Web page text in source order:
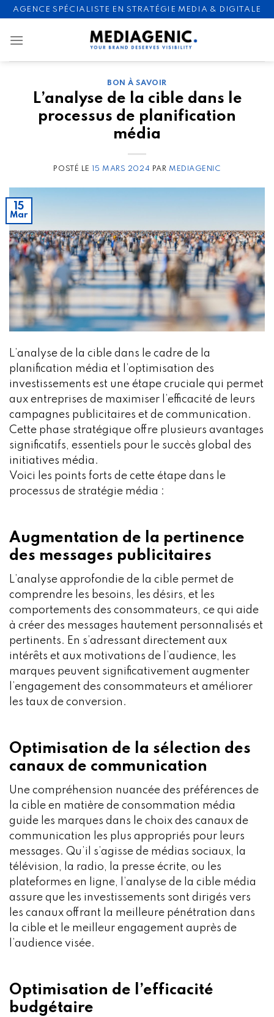
Skip
to
content
AGENCE SPÉCIALISTE EN STRATÉGIE MEDIA & DIGITALE
BON À SAVOIR
L’analyse de la cible dans le
processus de planification
média
POSTÉ LE 15 MARS 2024 PAR MEDIAGENIC
15
Mar
L’analyse de la cible dans le cadre de la
planification média et l’optimisation des
investissements est une étape cruciale qui permet
aux entreprises de maximiser l’efficacité de leurs
campagnes publicitaires et de communication.
Cette phase stratégique offre plusieurs avantages
significatifs, essentiels pour le succès global des
initiatives média.
Voici les points forts de cette étape dans le
processus de stratégie média :
Augmentation de la pertinence
des messages publicitaires
L’analyse approfondie de la cible permet de
comprendre les besoins, les désirs, et les
comportements des consommateurs, ce qui aide
à créer des messages hautement personnalisés et
pertinents. En s’adressant directement aux
intérêts et aux motivations de l’audience, les
marques peuvent significativement augmenter
l’engagement des consommateurs et améliorer
les taux de conversion.
Optimisation de la sélection des
canaux de communication
Une compréhension nuancée des préférences de
la cible en matière de consommation média
guide les marques dans le choix des canaux de
communication les plus appropriés pour leurs
messages. Qu’il s’agisse de médias sociaux, la
télévision, la radio, la presse écrite, ou les
plateformes en ligne, l’analyse de la cible média
assure que les investissements sont dirigés vers
les canaux offrant la meilleure pénétration dans
la cible et le meilleur engagement auprès de
l’audience visée.
Optimisation de l’efficacité
budgétaire